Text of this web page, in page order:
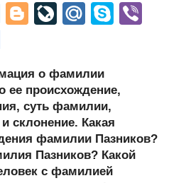
T
er
Bl
g
er
Li
J
o
ur
n
al
M
u
S
e
р
а
в
и
ть
о фамилии
ее происхождение,
суть фамилии,
склонение. Какая
фамилии Пазников?
Пазников? Какой
с фамилией